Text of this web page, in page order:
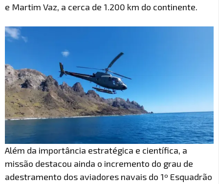
e Martim Vaz, a cerca de 1.200 km do continente.
Além da importância estratégica e científica, a
missão destacou ainda o incremento do grau de
adestramento dos aviadores navais do 1º Esquadrão